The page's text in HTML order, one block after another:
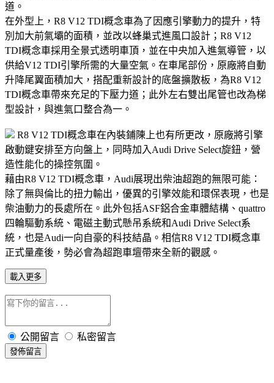
道。
在外型上，R8 V12 TDI概念車為了因應引擎動力的提升，特
別加大前氣壩的面積，並改以蜂巢式進風口設計；R8 V12
TDI概念車採用全景式透明車頂，並在中央加入進氣導管，以
供給V12 TDI引擎所需的大量空氣。在車尾部份，原廠將自動
升降尾翼面積加大，搭配重新設計的底盤擴散板，為R8 V12
TDI概念車帶來充足的下壓力道；此外左右雙出尾管也改為梯
型設計，與進氣口整合為一。
R8 V12 TDI概念車在內裝鋪陳上也有所更改，原廠將引擎
啟動鍵安排至方向盤上，同時加入Audi Drive Select旋鈕，營
造性能化的操控氛圍。
藉由R8 V12 TDI概念車，Audi展現出柴油超跑的無限可能：
除了無與倫比的扭力輸出，優異的引擎效能和環保表現，也是
柴油動力的長處所在。此外包括ASF鋁合金車體結構、quattro
四輪驅動系統、電磁主動式懸吊系統和Audi Drive Select系
統，也是Audi一向自豪的科技結晶。相信R8 V12 TDI概念車
正式量產後，勢必會為超跑車壇帶來全新的觀感。
載入更多
公開留言 私密留言
發佈留言